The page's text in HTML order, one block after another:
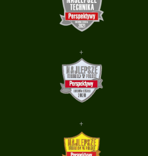
+
+